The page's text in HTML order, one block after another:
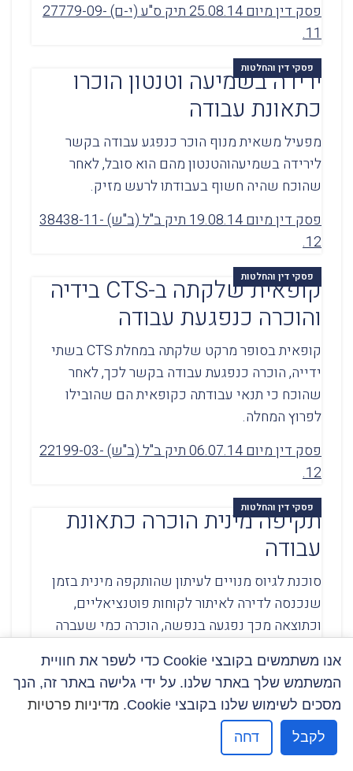
פסק דין מיום 25.08.14 תיק ס"ע (י-ם) 27779-09-
11.
פסקי דין והחלטות
ירידה בשמיעה וטנטון הוכרו
כתאונת עבודה
מפעיל משאית מנוף הוכר כנפגע עבודה בקשר
לירידה בשמיעהוהטנטון מהם הוא סובל, לאחר
שהוכח שהיה חשוף בעבודתו לרעש מזיק.
פסק דין מיום 19.08.14 תיק ב"ל (ב"ש) 38438-11-
12.
פסקי דין והחלטות קופאית שלקתה ב-CTS בידיה
והוכרה כנפגעת עבודה
קופאית בסופר מרקט שלקתה במחלת CTS בשתי
ידייה, הוכרה כנפגעת עבודה בקשר לכך, לאחר
שהוכח כי תנאי עבודתה כקופאית הם שהובילו
לפרוץ המחלה.
פסק דין מיום 06.07.14 תיק ב"ל (ב"ש) 22199-03-
12.
פסקי דין והחלטות
תקיפה מינית הוכרה כתאונת
עבודה
סוכנת לגיוס מנויים לעיתון שהותקפה מינית בזמן
שנכנסה לדירה לאיתור לקוחות פוטנציאליים,
וכתוצאה מכך נפגעה בנפשה, הוכרה כמי שעברה
פסק דין מיום 18.6.14 תיק ב"ל (ב"ש) 29707-04-
11.
פסקי דין והחלטות
מחלת כבד שומני הוכרה
אנו משתמשים בקובצי Cookie כדי לשפר את חוויית
המשתמש שלך באתר שלנו. על ידי גלישה באתר זה, הנך
מסכים לשימוש שלנו בקובצי Cookie.
מדיניות פרטיות
לקבל דחה